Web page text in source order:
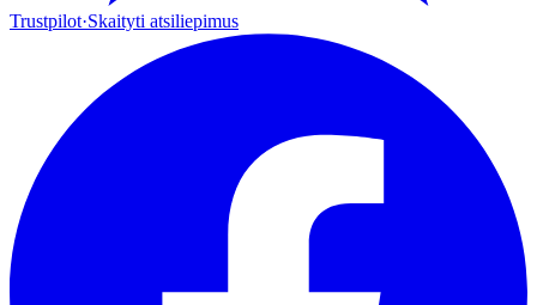
Trustpilot·Skaityti atsiliepimus